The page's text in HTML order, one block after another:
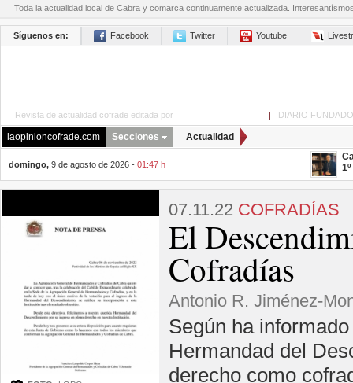
Toda la actualidad local de Cabra y comarca continuamente actualizada.
Síguenos en: Facebook Twitter Youtube
Revista de actualidad cofrade editada por | DIARIO
laopinioncofrade.com Secciones Actualidad
domingo, 9 de agosto de 2026 - 01:47 h
07.11.22 COFRADÍAS
El
Cofradías
Antonio R. Jiménez-
Según ha
Hermandad del
derecho como